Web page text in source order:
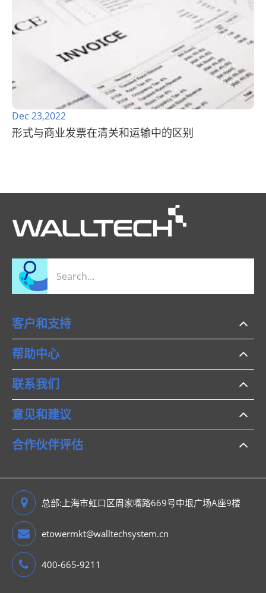
Dec 23,2022
形式与商业发票在清关和运输中的区别
客户和支持
帮助中心
联系我们
意见和建议
合作伙伴评估
总部:上海市虹口区周家嘴路669号中垠广场A座9楼
etowermkt@walltechsystem.cn
400-665-9211